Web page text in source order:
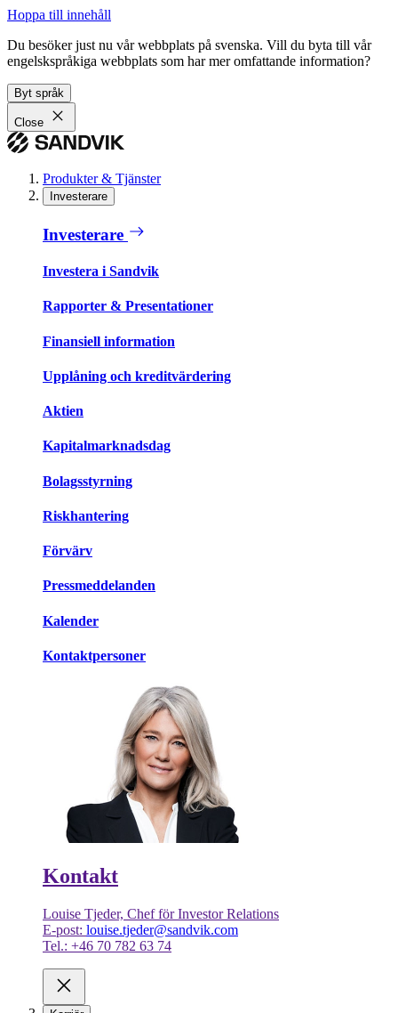
Hoppa till innehåll
Du besöker just nu vår webbplats på svenska. Vill du byta till vår
engelskspråkiga webbplats som har mer omfattande information?
Byt språk
Close
Produkter & Tjänster
Investerare
Investerare
Investera i Sandvik
Rapporter & Presentationer
Finansiell information
Upplåning och kreditvärdering
Aktien
Kapitalmarknadsdag
Bolagsstyrning
Riskhantering
Förvärv
Pressmeddelanden
Kalender
Kontaktpersoner
Kontakt
Louise Tjeder, Chef för Investor Relations
E-post: louise.tjeder@sandvik.com
Tel.: +46 70 782 63 74